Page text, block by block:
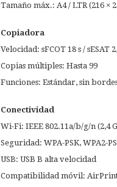
Tamaño máx.: A4 / LTR (216 ×
Copiadora
Velocidad: sFCOT 18 s / sESAT
Copias múltiples: Hasta 99
Funciones: Estándar, sin
Conectividad
Wi-Fi: IEEE 802.11a/b/g/n (2,4
Seguridad: WPA-PSK, WPA2-
USB: USB B alta velocidad
Compatibilidad móvil: